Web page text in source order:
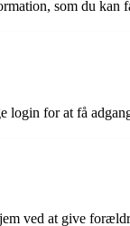
som du kan
login for at få
ved at give